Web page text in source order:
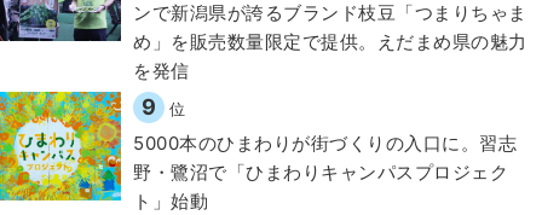
ンで新潟県が誇るブランド枝豆「つまりちゃま
め」を販売数量限定で提供。えだまめ県の魅力
を発信
9 位
5000本のひまわりが街づくりの入口に。習志
野・鷺沼で「ひまわりキャンパスプロジェク
ト」始動